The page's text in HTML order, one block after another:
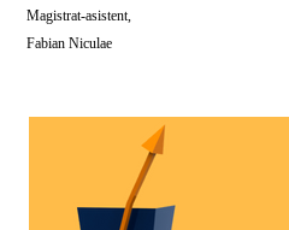
Magistrat-asistent,
Fabian Niculae